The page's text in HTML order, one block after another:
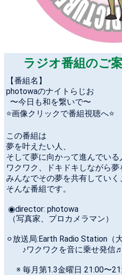
ラジオ番組のご
【番組名】
photowaのナイトらじお
〜今日も和を繋いで〜
⭐️画像クリックで番組視聴へ⭐️
この番組は
夢を叶えたい人、
そして夢に向かって進んでいる
ワクワク、ドキドキしながら夢
みんなでその夢を共有していく
そんな番組です。
◉director: photowa
（写真家、プロカメラマン）
⚪︎放送局:Earth Radio Station（
♪ワクワクを音に乗せ発信♬
※ 毎月第1.3金曜日 21:00〜